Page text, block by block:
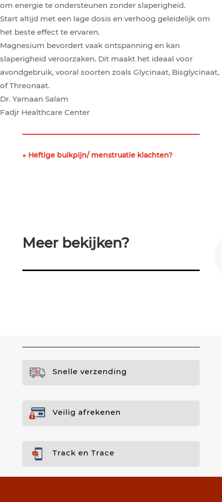
om energie te ondersteunen zonder slaperigheid.
Start altijd met een lage dosis en verhoog geleidelijk om
het beste effect te ervaren.
Magnesium bevordert vaak ontspanning en kan
slaperigheid veroorzaken. Dit maakt het ideaal voor
avondgebruik, vooral soorten zoals Glycinaat, Bisglycinaat,
of Threonaat.
Dr. Yamaan Salam
Fadjr Healthcare Center
← Heftige buikpijn/ menstruatie klachten?
Meer bekijken?
Snelle verzending
Veilig afrekenen
Track en Trace